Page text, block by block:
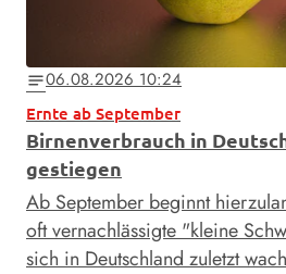
notes06.08.2026 10:24
Ernte ab September
Birnenverbrauch in
gestiegen
Ab September beginnt
oft vernachlässigte "kleine
sich in Deutschland zuletzt